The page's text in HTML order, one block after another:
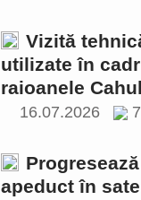
Vizită
utilizate în
raioanele
16.07.2026
apeduct în